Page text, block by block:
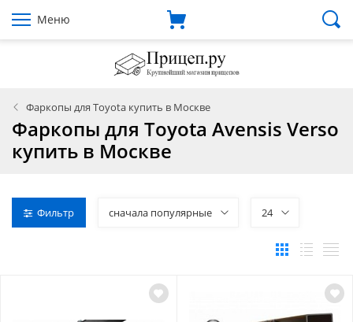
Меню
Фаркопы для Toyota купить в Москве
Фаркопы для Toyota Avensis Verso
купить в Москве
Фильтр сначала популярные 24